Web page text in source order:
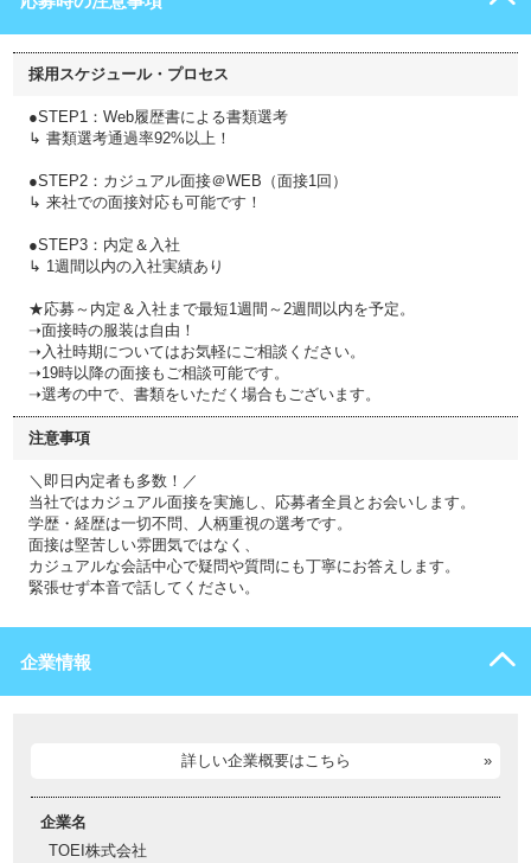
採用スケジュール・プロセス
●STEP1：Web履歴書による書類選考
↳ 書類選考通過率92%以上！
●STEP2：カジュアル面接＠WEB（面接1回）
↳ 来社での面接対応も可能です！
●STEP3：内定＆入社
↳ 1週間以内の入社実績あり
★応募～内定＆入社まで最短1週間～2週間以内を予定。
➝面接時の服装は自由！
➝入社時期についてはお気軽にご相談ください。
➝19時以降の面接もご相談可能です。
➝選考の中で、書類をいただく場合もございます。
注意事項
＼即日内定者も多数！／
当社ではカジュアル面接を実施し、応募者全員とお会いします。
学歴・経歴は一切不問、人柄重視の選考です。
面接は堅苦しい雰囲気ではなく、
カジュアルな会話中心で疑問や質問にも丁寧にお答えします。
緊張せず本音で話してください。
企業情報
詳しい企業概要はこちら
企業名
TOEI株式会社